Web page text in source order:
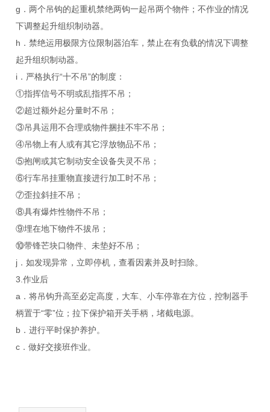
g．两个吊钩的起重机禁绝两钩一起吊两个物件；不作业的情况
下调整起升组织制动器。
h．禁绝运用极限方位限制器泊车，禁止在有负载的情况下调整
起升组织制动器。
i．严格执行“十不吊”的制度：
①指挥信号不明或乱指挥不吊；
②超过额外起分量时不吊；
③吊具运用不合理或物件捆挂不牢不吊；
④吊物上有人或有其它浮放物品不吊；
⑤抱闸或其它制动安全设备失灵不吊；
⑥行车吊挂重物直接进行加工时不吊；
⑦歪拉斜挂不吊；
⑧具有爆炸性物件不吊；
⑨埋在地下物件不拔吊；
⑩带锋芒块口物件、未垫好不吊；
j．如发现异常，立即停机，查看因素并及时扫除。
3.作业后
a．将吊钩升高至必定高度，大车、小车停靠在方位，控制器手
柄置于“零”位；拉下保护箱开关手柄，堵截电源。
b．进行平时保护养护。
c．做好交接班作业。